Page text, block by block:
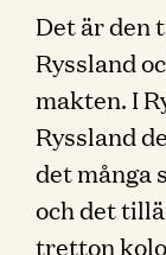
Det är den
Ryssland
makten. I
Ryssland
det många
och det
tretton